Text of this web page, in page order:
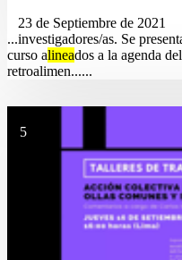
23 de Septiembre de 2021
...investigadores/as. Se
curso alineados a la agenda
retroalimen......
5